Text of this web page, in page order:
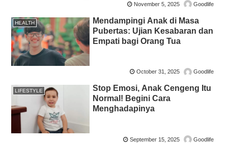
November 5, 2025 Goodlife
HEALTH
Mendampingi Anak di Masa
Pubertas: Ujian Kesabaran dan
Empati bagi Orang Tua
October 31, 2025 Goodlife
LIFESTYLE
Stop Emosi, Anak Cengeng Itu
Normal! Begini Cara
Menghadapinya
September 15, 2025 Goodlife